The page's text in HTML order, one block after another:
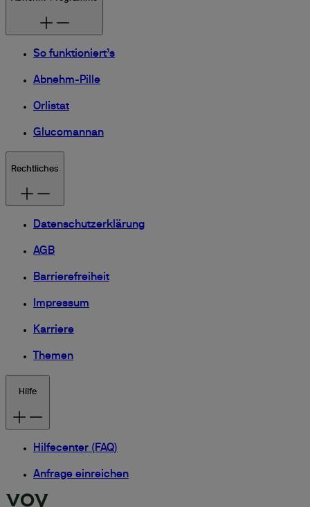
So funktioniert’s
Abnehm-Pille
Orlistat
Glucomannan
Rechtliches
Datenschutzerklärung
AGB
Barrierefreiheit
Impressum
Karriere
Themen
Hilfe
Hilfecenter (FAQ)
Anfrage einreichen